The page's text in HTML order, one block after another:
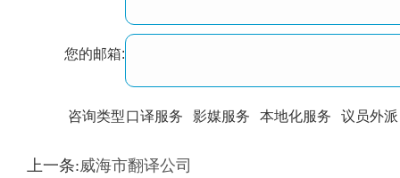
您的邮箱:
咨询类型口译服务 影媒服务 本地化服务 议员外派
训翻译 标准级
上一条:威海市翻译公司